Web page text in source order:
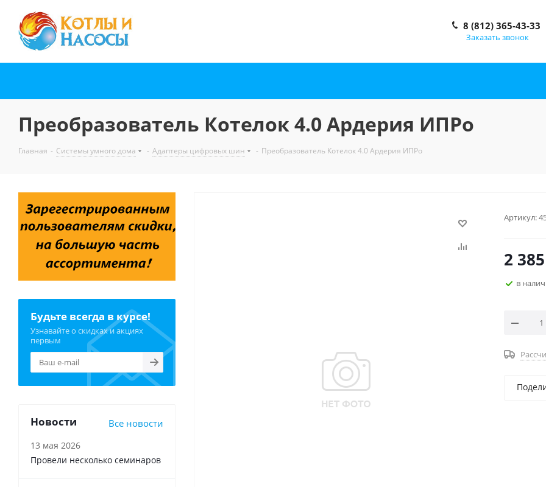
8 (812) 365-43-33
Заказать звонок
Преобразователь Котелок 4.0 Ардерия ИПРо
Главная - Системы умного дома - Адаптеры цифровых шин - Преобразователь Котелок 4.0 Ардерия ИПРо
Артикул:
2 385
в
Будьте всегда в курсе!
Узнавайте о скидках и акциях
первым
Новости Все новости
13 мая 2026
Провели несколько семинаров